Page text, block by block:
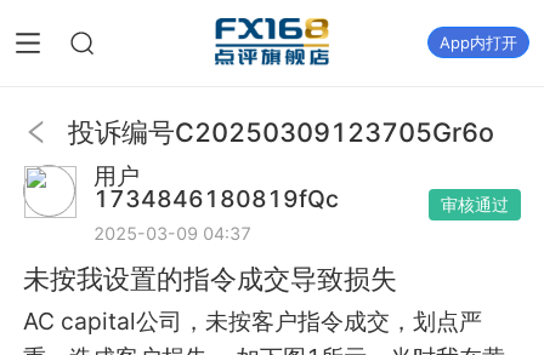
App内打开
投诉编号C20250309123705Gr6o
用户
1734846180819fQc
2025-03-09 04:37
审核通过
未按我设置的指令成交导致损失
AC capital公司，未按客户指令成交，划点严